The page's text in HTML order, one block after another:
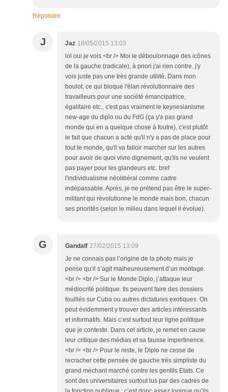
Répondre
J Jaz 18/05/2015 13:03
lol oui je vois.<br /> Moi le déboulonnage des icônes
de la gauche (radicale), à priori j'ai rien contre. j'y
vois juste pas une très grande utilité. Dans mon
boulot, ce qui bloque l'élan révolutionnaire des
travailleurs pour une société émancipatrice,
égalitaire etc., c'est pas vraiment le keynesianisme
new-age du diplo ou du FdG (ça y'a pas grand
monde qui en a quelque chose à foutre), c'est plutôt
le fait que chacun a acté qu'il n'y a pas de place pour
tout le monde, qu'il va falloir marcher sur les autres
pour avoir de quoi vivre dignement, qu'ils ne veulent
pas payer pour les glandeurs etc. bref
l'individualisme néolibéral comme cadre
indépassable. Après, je ne prétend pas être le super-
militant qui révolutionne le monde mais bon, chacun
ses priorités (selon le milieu dans lequel il évolue).
G Gandalf 27/02/2015 13:09
Je ne connais pas l’origine de la photo mais je
pense qu’il s’agit malheureusement d’un montage.
<br /> <br /> Sur le Monde Diplo, j’attaque leur
médiocrité politique. Ils peuvent faire des dossiers
fouillés sur Cuba ou autres dictatures exotiques. On
peut évidemment y trouver des articles intéressants
et informatifs. Mais c’est surtout leur ligne politique
que je conteste. Dans cet article, je remet en cause
leur critique des médias et sa fausse impertinence.
<br /> <br /> Pour le reste, le Diplo ne cesse de
recracher cette pensée de gauche très simpliste du
grand méchant marché contre les gentils Etats. Ce
sont des universitaires surtout lus par des cadres de